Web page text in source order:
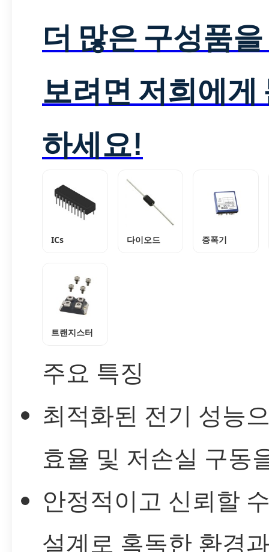
더 많은 구성품
보려면 저희에게
하세요!
ICs 다이오드 증폭기
트랜지스터
주요 특징
최적화된 전기 성능
효율 및 저손실 구동
안정적이고 신뢰할
설계로 혹독한 환경